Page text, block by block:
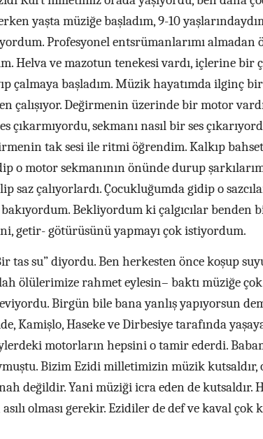
yaşta müziğe başladım, 9-10
Profesyonel entsrümanlarımı almadan
Helva ve mazotun tenekesi vardı, içlerine bir
çalmaya başladım. Müzik hayatımda ilginç
çalışıyor. Değirmenin üzerinde bir motor
çıkarmıyordu, sekmanı nasıl bir ses
tak sesi ile ritmi öğrendim. Kalkıp
o motor sekmanının önünde durup
saz çalıyorlardı. Çocukluğumda gidip o
Bekliyordum ki çalgıcılar benden
getir- götürüsünü yapmayı çok istiyordum.
tas su” diyordu. Ben herkesten önce koşup
ölülerimize rahmet eylesin– baktı müziğe
Birgün bile bana yanlış yapıyorsun
Kamişlo, Haseke ve Dirbesiye tarafında
motorların hepsini o tamir ederdi.
Bizim Ezidi milletimizin müzik
değildir. Yani müziği icra eden de kutsaldır.
olması gerekir. Ezidiler de def ve kaval çok